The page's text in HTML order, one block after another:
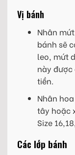
Vị bánh
Nhân
bánh sẽ
leo, mứt
này được
tiền.
Nhân
tây hoặc
Size
Các lớp bánh